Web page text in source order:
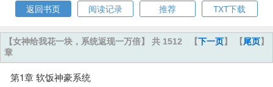
返回书页
阅读记录 推荐 TXT下载
【下一页】 【尾页】
【女神给我花一块，系统返现一万倍】 共 1512
章
第1章 软饭神豪系统